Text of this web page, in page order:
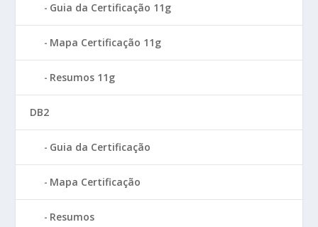
Guia da Certificação 11g
Mapa Certificação 11g
Resumos 11g
DB2
Guia da Certificação
Mapa Certificação
Resumos